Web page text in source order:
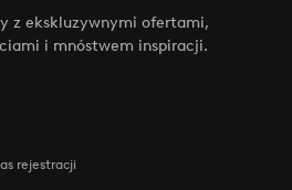
z ekskluzywnymi ofertami,
i mnóstwem inspiracji.
rejestracji